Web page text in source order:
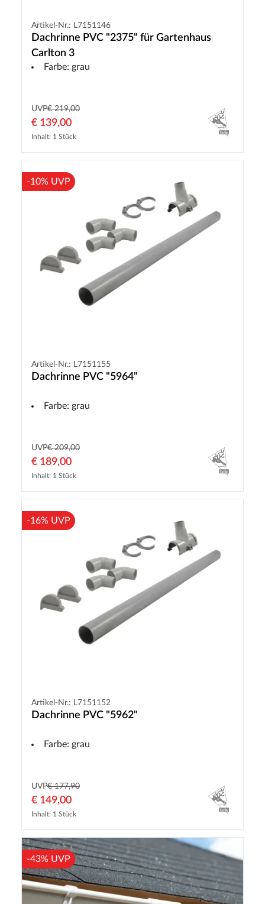
Artikel-Nr.: L7151146
Dachrinne PVC "2375" für Gartenhaus
Carlton 3
Farbe: grau
UVP€ 219,00
€ 139,00
Inhalt: 1 Stück
-10% UVP
Artikel-Nr.: L7151155
Dachrinne PVC "5964"
Farbe: grau
UVP€ 209,00
€ 189,00
Inhalt: 1 Stück
-16% UVP
Artikel-Nr.: L7151152
Dachrinne PVC "5962"
Farbe: grau
UVP€ 177,90
€ 149,00
Inhalt: 1 Stück
-43% UVP